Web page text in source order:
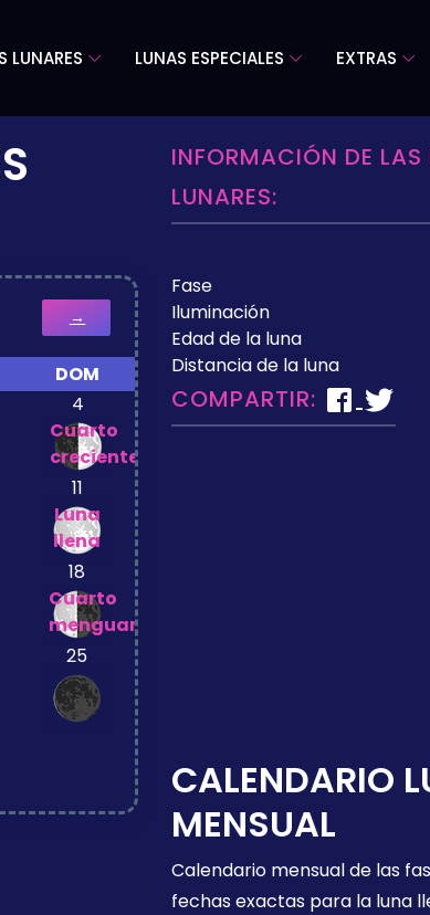
LUNARES LUNAS ESPECIALES EXTRAS
→
DOM
4
Cuarto
creciente
11
Luna
llena
18
Cuarto
menguante
25
INFORMACIÓN DE LAS
LUNARES:
Fase
Iluminación
Edad de la luna
Distancia de la luna
COMPARTIR:
CALENDARIO
MENSUAL
Calendario mensual de las
fechas exactas para la luna